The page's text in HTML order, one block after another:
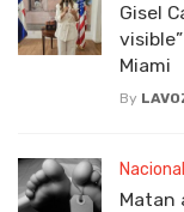
Gisel
Miami
By
Matan